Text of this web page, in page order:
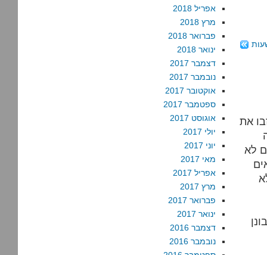
את
לא
אפריל 2018
מרץ 2018
פברואר 2018
ינואר 2018
דצמבר 2017
נובמבר 2017
אוקטובר 2017
ספטמבר 2017
אוגוסט 2017
יולי 2017
יוני 2017
מאי 2017
אפריל 2017
מרץ 2017
פברואר 2017
ינואר 2017
דצמבר 2016
נובמבר 2016